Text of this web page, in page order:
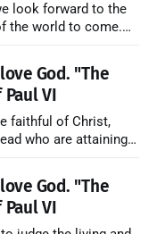
look forward to the
the world to come.
God. "The
VI
faithful of Christ,
who are attaining
in this communion
is
God. "The
VI